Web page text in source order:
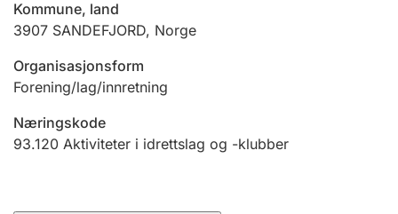
Ektepaktveileder
Offentlig sektor
Kommune, land
3907 SANDEFJORD, Norge
Organisasjonsform
Forening/lag/innretning
Næringskode
93.120 Aktiviteter i idrettslag og -klubber